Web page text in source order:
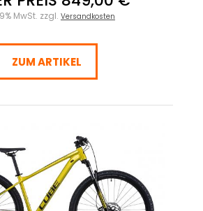
MwSt. zzgl. Versandkosten
ZUM ARTIKEL